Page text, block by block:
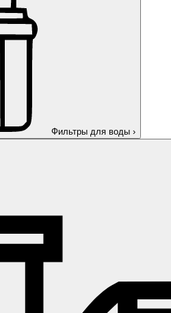
Фильтры для воды ›